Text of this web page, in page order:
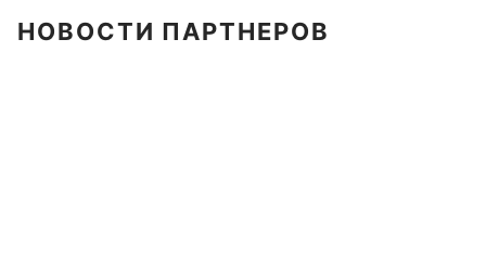
НОВОСТИ ПАРТНЕРОВ